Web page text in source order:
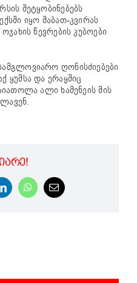
შეტყობინებებს
იყო შაბათ-კვირას
წევრების კუბოები
ღონისძიებები
ყუმსა და ერაყშიც
ალი ხამენეის მის
LinkedInWhatsApp
Email